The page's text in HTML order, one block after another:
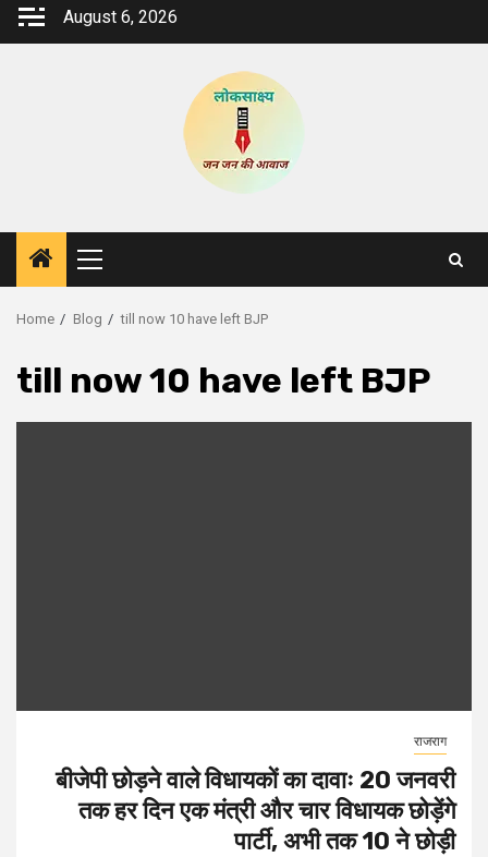
Skip
August 6, 2026
Primary
Menu
Home Blog till now 10 have left BJP
till now 10 have left BJP
राजराग
बीजेपी छोड़ने वाले विधायकों का दावाः 20 जनवरी
तक हर दिन एक मंत्री और चार विधायक छोड़ेंगे
पार्टी, अभी तक 10 ने छोड़ी